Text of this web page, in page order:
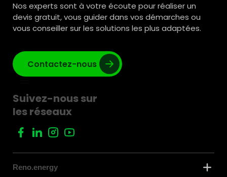
Nos experts sont à votre écoute pour réaliser un
devis gratuit, vous guider dans vos démarches ou
vous conseiller sur les solutions les plus adaptées.
Contactez-nous
Suivez-nous sur
les réseaux
Reno.energy